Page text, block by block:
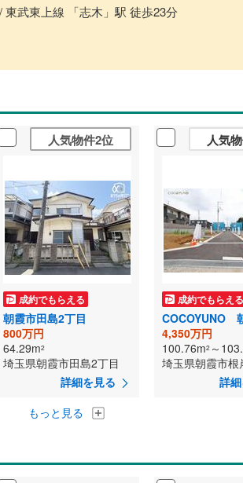
武東上線 「志木」駅 徒歩23分
人気物件2位
成約でもらえる
朝霞市田島2丁目
800万円
64.29m2
埼玉県朝霞市田島2丁目
詳細を見る
人気
成約でもらえる
4,350万円
100.76m2 ～
埼玉県朝霞市根
詳
もっと見る